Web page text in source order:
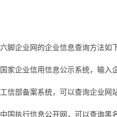
六脚企业网的企业信息查询方法如
国家企业信用信息公示系统，输入
工信部备案系统，可以查询企业网
中国执行信息公开网，可以查询黑